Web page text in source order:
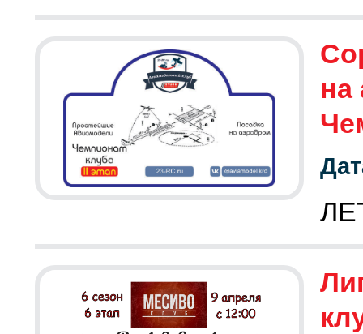
на